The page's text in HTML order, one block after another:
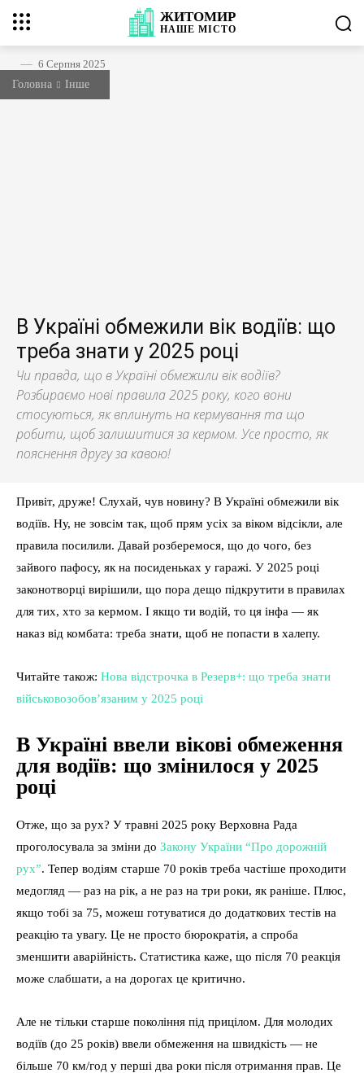
ЖИТОМИР
НАШЕМІСТО
6 Серпня 2025
Головна
Інше
В Україні обмежили вік водіїв: що
треба знати у 2025 році
Чи правда, що в Україні обмежили вік водіїв?
Розбираємо нові правила 2025 року, кого вони
стосуються, як вплинуть на кермування та що
робити, щоб залишитися за кермом. Усе просто, як
пояснення другу за кавою!
Привіт, друже! Слухай, чув новину? В Україні обмежили вік
водіїв. Ну, не зовсім так, щоб прям усіх за віком відсікли, але
правила посилили. Давай розберемося, що до чого, без
зайвого пафосу, як на посиденьках у гаражі. У 2025 році
законотворці вирішили, що пора дещо підкрутити в правилах
для тих, хто за кермом. І якщо ти водій, то ця інфа — як
наказ від комбата: треба знати, щоб не попасти в халепу.
Читайте також: Нова відстрочка в Резерв+: що треба знати
військовозобов’язаним у 2025 році
В Україні ввели вікові обмеження
для водіїв: що змінилося у 2025
році
Отже, що за рух? У травні 2025 року Верховна Рада
проголосувала за зміни до Закону України “Про дорожній
рух”. Тепер водіям старше 70 років треба частіше проходити
медогляд — раз на рік, а не раз на три роки, як раніше. Плюс,
якщо тобі за 75, можеш готуватися до додаткових тестів на
реакцію та увагу. Це не просто бюрократія, а спроба
зменшити аварійність. Статистика каже, що після 70 реакція
може слабшати, а на дорогах це критично.
Але не тільки старше покоління під прицілом. Для молодих
водіїв (до 25 років) ввели обмеження на швидкість — не
більше 70 км/год у перші два роки після отримання прав. Це